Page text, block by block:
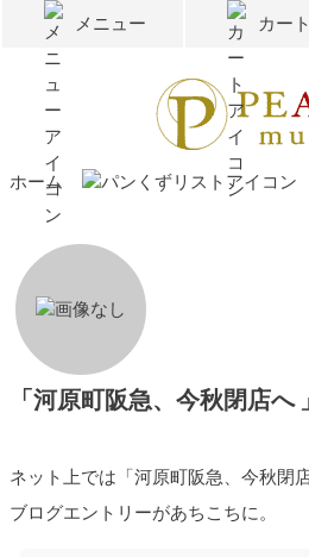
メニュー カート
ホーム
「河原町阪急、今秋閉店へ
ネット上では「河原町阪急、今秋閉
ブログエントリーがあちこちに。